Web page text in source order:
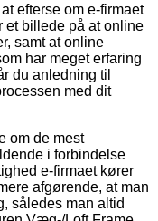
efterse om e-firmaet
et billede på at online
samt at online
har meget erfaring
du anledning til
med dit
om de mest
i forbindelse
e-firmaet kører
afgørende, at man
således man altid